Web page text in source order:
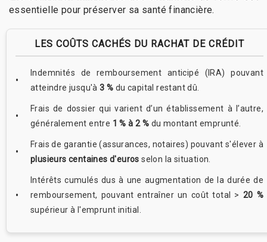
essentielle pour préserver sa santé financière.
LES COÛTS CACHÉS DU RACHAT DE CRÉDIT
Indemnités de remboursement anticipé (IRA) pouvant
atteindre jusqu'à3 % du capital restant dû.
Frais de dossier qui varient d’un établissement à l’autre,
généralement entre 1 % à 2 % du montant emprunté.
Frais de garantie (assurances, notaires) pouvant s'élever à
plusieurs centaines d'euros selon la situation.
Intérêts cumulés dus à une augmentation de la durée de
remboursement, pouvant entraîner un coût total > 20 %
supérieur à l'emprunt initial.